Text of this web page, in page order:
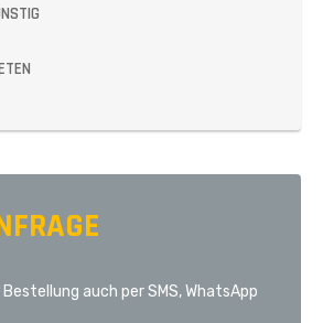
auch per SMS, WhatsApp